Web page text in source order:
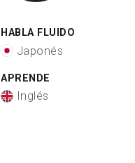
HABLA FLUIDO
Japonés
APRENDE
Inglés